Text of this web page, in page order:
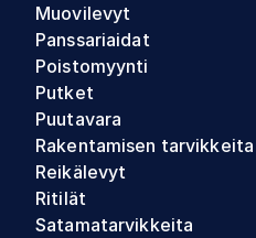
Muovilevyt
Panssariaidat
Poistomyynti
Putket
Puutavara
Rakentamisen tarvikkeita
Reikälevyt
Ritilät
Satamatarvikkeita